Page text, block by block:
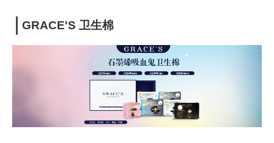
GRACE'S 卫生棉